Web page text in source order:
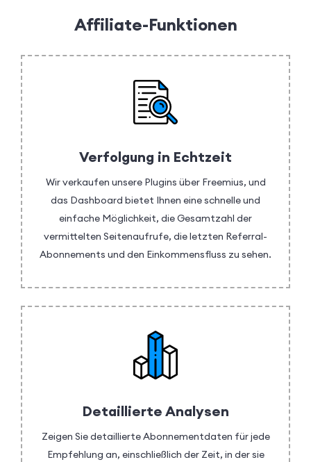
Affiliate-Funktionen
Verfolgung in Echtzeit
Wir verkaufen unsere Plugins über Freemius, und
das Dashboard bietet Ihnen eine schnelle und
einfache Möglichkeit, die Gesamtzahl der
vermittelten Seitenaufrufe, die letzten Referral-
Abonnements und den Einkommensfluss zu sehen.
Detaillierte Analysen
Zeigen Sie detaillierte Abonnementdaten für jede
Empfehlung an, einschließlich der Zeit, in der sie